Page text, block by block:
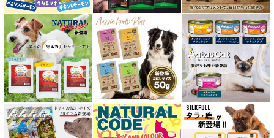
肝臓ケア対応キャットフード
免疫サポート 猫用
低脂肪 ドライフード for CAT
水分補給用ウェットフード for CAT